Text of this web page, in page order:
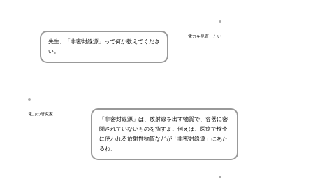
電力を見直したい
先生、「非密封線源」って何か教えてくださ
い。
電力の研究家
「非密封線源」は、放射線を出す物質で、容器に密
閉されていないものを指すよ。例えば、医療で検査
に使われる放射性物質などが「非密封線源」にあた
るね。